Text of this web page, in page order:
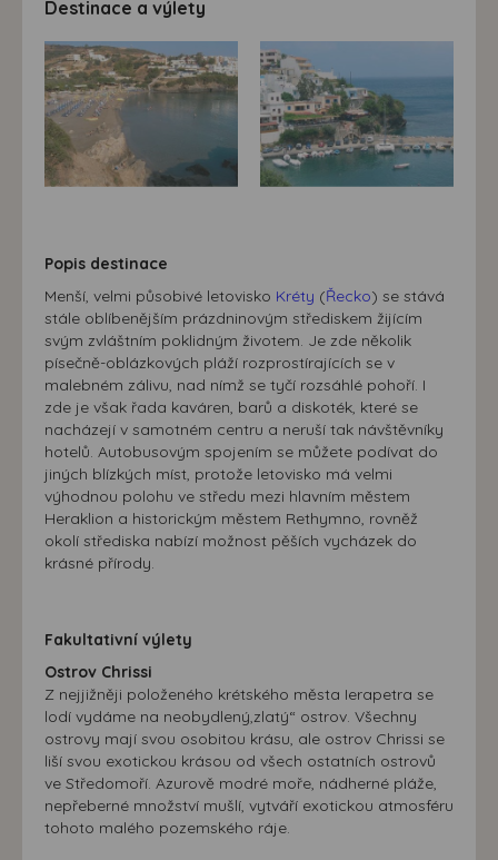
Destinace a výlety
Popis destinace
Menší, velmi působivé letovisko Kréty (Řecko) se stává
stále oblíbenějším prázdninovým střediskem žijícím
svým zvláštním poklidným životem. Je zde několik
písečně-oblázkových pláží rozprostírajících se v
malebném zálivu, nad nímž se tyčí rozsáhlé pohoří. I
zde je však řada kaváren, barů a diskoték, které se
nacházejí v samotném centru a neruší tak návštěvníky
hotelů. Autobusovým spojením se můžete podívat do
jiných blízkých míst, protože letovisko má velmi
výhodnou polohu ve středu mezi hlavním městem
Heraklion a historickým městem Rethymno, rovněž
okolí střediska nabízí možnost pěších vycházek do
krásné přírody.
Fakultativní výlety
Ostrov Chrissi
Z nejjižněji položeného krétského města Ierapetra se
lodí vydáme na neobydlený,zlatý“ ostrov. Všechny
ostrovy mají svou osobitou krásu, ale ostrov Chrissi se
liší svou exotickou krásou od všech ostatních ostrovů
ve Středomoří. Azurově modré moře, nádherné pláže,
nepřeberné množství mušlí, vytváří exotickou atmosféru
tohoto malého pozemského ráje.
možná bezprostřední identifikace uživatele. Bez vyjádření
souhlasu, nedojde k zobrazování obsahu a reklam
přizpůsobených Vašim zájmům.